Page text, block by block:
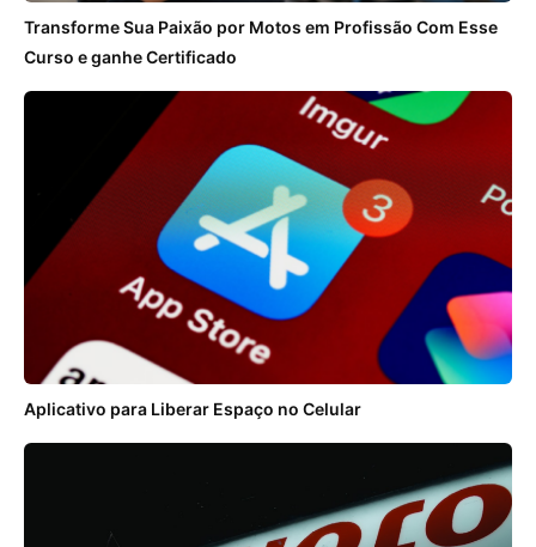
Transforme Sua Paixão por Motos em Profissão Com Esse
Curso e ganhe Certificado
Aplicativo para Liberar Espaço no Celular